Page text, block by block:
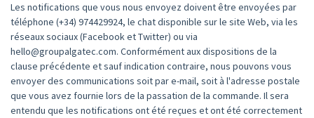
Les notifications que vous nous envoyez doivent être envoyées par
téléphone (+34) 974429924, le chat disponible sur le site Web, via les
réseaux sociaux (Facebook et Twitter) ou via
hello@groupalgatec.com. Conformément aux dispositions de la
clause précédente et sauf indication contraire, nous pouvons vous
envoyer des communications soit par e-mail, soit à l'adresse postale
que vous avez fournie lors de la passation de la commande. Il sera
entendu que les notifications ont été reçues et ont été correctement